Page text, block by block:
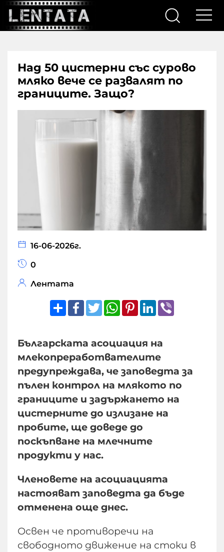
Над 50 цистерни със сурово
мляко вече се развалят по
границите. Защо?
16-06-2026г.
0
Лентата
ShareFacebook
TwitterWhatsApp
Pinterest
LinkedIn
Българската асоциация на
млекопреработвателите
предупреждава, че заповедта за
пълен контрол на млякото по
границите и задържането на
цистерните до излизане на
пробите, ще доведе до
поскъпване на млечните
продукти у нас.
Членовете на асоциацията
настояват заповедта да бъде
отменена още днес.
Освен че противоречи на
свободното движение на стоки в